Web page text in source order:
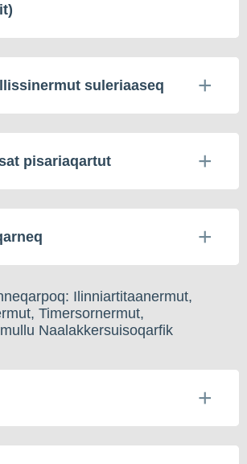
suleriaaseq
pisariaqartut
Ilinniartitaanermut,
Timersornermut,
Naalakkersuisoqarfik